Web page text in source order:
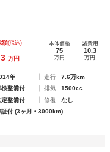
額(税込)
3 万円
本体価格
75
万円
諸費用
10.3
万円
年 走行
7.6万km
検整備付 排気
1500cc
定整備付 修復
なし
証付 (3ヶ月・3000km)